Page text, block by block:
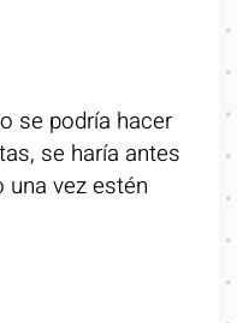
se podría hacer
se haría antes
una vez estén